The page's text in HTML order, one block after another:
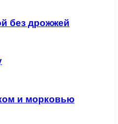
без дрожжей
и морковью